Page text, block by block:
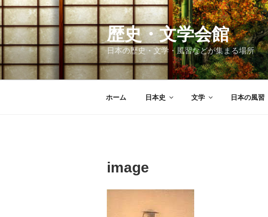
コ
テ
ン
ツ
へ
歴史・文学会館
日本の歴史・文学・風習などが集まる場所
ホーム 日本史 文学 日本の風習
image